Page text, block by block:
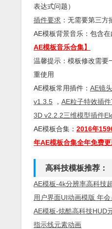
表达式问题）
插件要求 ：无需要第三方
AE模板背景音乐：包含
AE模板音乐合集】
温馨提示：模板修改需要
重使用
AE模板常用插件： AE镜
v1.3.5 ， AE粒子特效插
3D v2.2.2三维模型插件
AE模板合集： 2016年
年AE模板合集全年免费
高科技模板推荐：
AE模板-4k分辨率高科技
用户界面UI动画模版 年
AE模板-炫酷高科技HUD
指示线元素动画